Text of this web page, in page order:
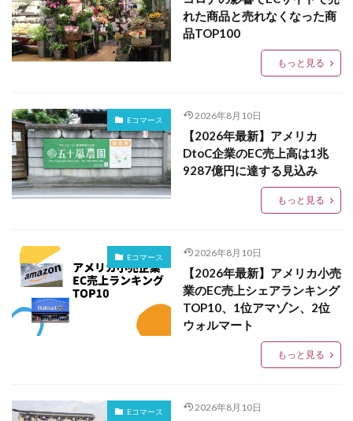
れた商品と売れなくなった商
品TOP100
もっと見る
Eコマース 2026年8月10日
【2026年最新】アメリカ
DtoC企業のEC売上高は1兆
9287億円に達する見込み
もっと見る
Eコマース 2026年8月10日
【2026年最新】アメリカ小売
業のEC売上シェアランキング
TOP10、1位アマゾン、2位
ウォルマート
もっと見る
Eコマース 2026年8月10日